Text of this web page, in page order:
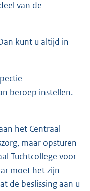
van de
kunt u altijd in
beroep instellen.
het Centraal
maar opsturen
Tuchtcollege voor
moet het zijn
de beslissing aan u